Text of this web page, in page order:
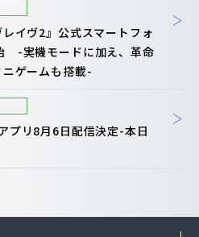
イヴ2』公式スマートフォ
-実機モードに加え、革命
ゲームも搭載-
プリ8月6日配信決定-本日